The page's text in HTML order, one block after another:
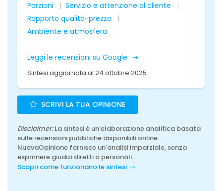
Porzioni
Servizio e attenzione al cliente
Rapporto qualità-prezzo
Ambiente e atmosfera
Leggi le recensioni su Google
Sintesi aggiornata al 24 ottobre 2025
SCRIVI LA TUA OPINIONE
Disclaimer:La sintesi è un'elaborazione analitica basata
sulle recensioni pubbliche disponibili online.
NuovaOpinione fornisce un'analisi imparziale, senza
esprimere giudizi diretti o personali.
Scopri come funzionano le sintesi